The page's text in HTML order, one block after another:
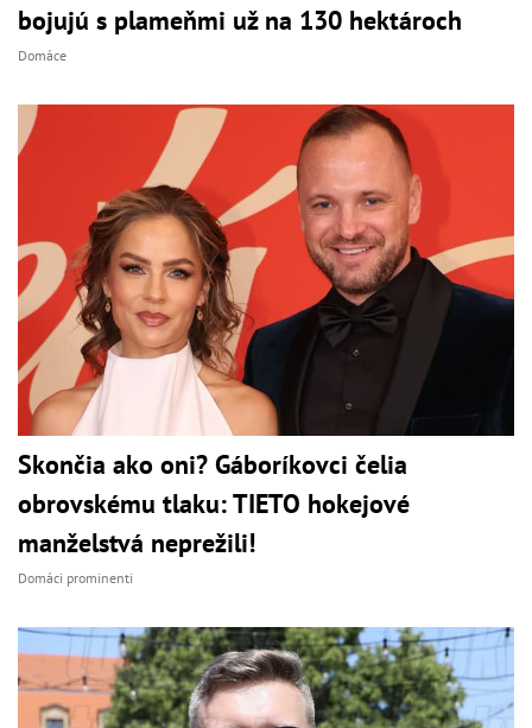
bojujú s plameňmi už na 130 hektároch
Domáce
Skončia ako oni? Gáboríkovci čelia
obrovskému tlaku: TIETO hokejové
manželstvá neprežili!
Domáci prominenti